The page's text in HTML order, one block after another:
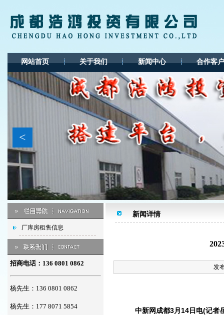
网站首页 关于我们 新闻中心 合作客户
<
厂库房租售信息
招商电话：136 0801 0862
杨先生：136 0801 0862
杨先生：177 8071 5854
新闻详情
发
中新网成都3月14日电(记者